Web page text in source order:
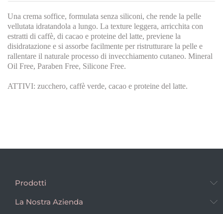
Una crema soffice, formulata senza siliconi, che rende la pelle
vellutata idratandola a lungo. La texture leggera, arricchita con
estratti di caffè, di cacao e proteine del latte, previene la
disidratazione e si assorbe facilmente per ristrutturare la pelle e
rallentare il naturale processo di invecchiamento cutaneo. Mineral
Oil Free, Paraben Free, Silicone Free.
ATTIVI: zucchero, caffè verde, cacao e proteine del latte.
Prodotti
La Nostra Azienda